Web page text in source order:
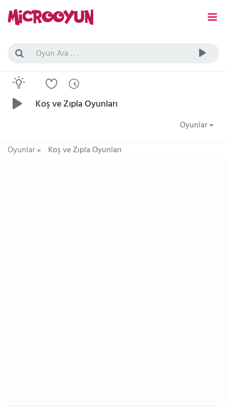
Koş ve Zıpla Oyunları
Oyunlar
Oyunlar» Koş ve Zıpla Oyunları